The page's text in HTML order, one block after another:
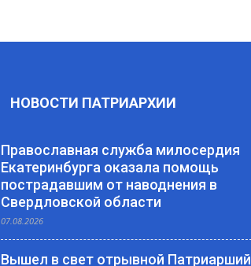
НОВОСТИ ПАТРИАРХИИ
Православная служба милосердия
Екатеринбурга оказала помощь
пострадавшим от наводнения в
Свердловской области
07.08.2026
Вышел в свет отрывной Патриарший